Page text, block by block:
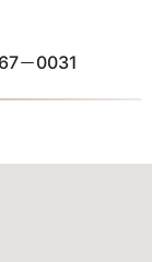
－0031